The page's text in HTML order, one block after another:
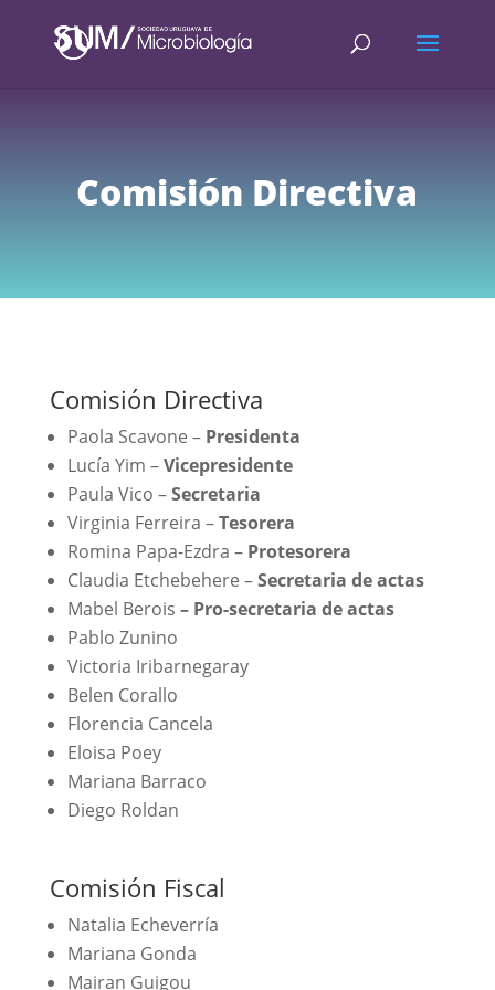
Comisión Directiva
Comisión Directiva
Paola Scavone – Presidenta
Lucía Yim –Vicepresidente
Paula Vico –Secretaria
Virginia Ferreira –Tesorera
Romina Papa-Ezdra – Protesorera
Claudia Etchebehere –Secretaria de actas
Mabel Berois – Pro-secretaria de actas
Pablo Zunino
Victoria Iribarnegaray
Belen Corallo
Florencia Cancela
Eloisa Poey
Mariana Barraco
Diego Roldan
Comisión Fiscal
Natalia Echeverría
Mariana Gonda
Mairan Guigou